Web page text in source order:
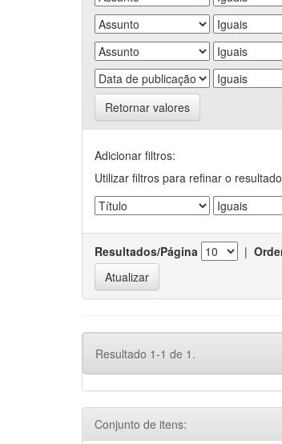
Retornar valores
Adicionar filtros:
Utilizar filtros para refinar o
Resultados/Página |
Resultado 1-1 de 1.
Conjunto de itens: